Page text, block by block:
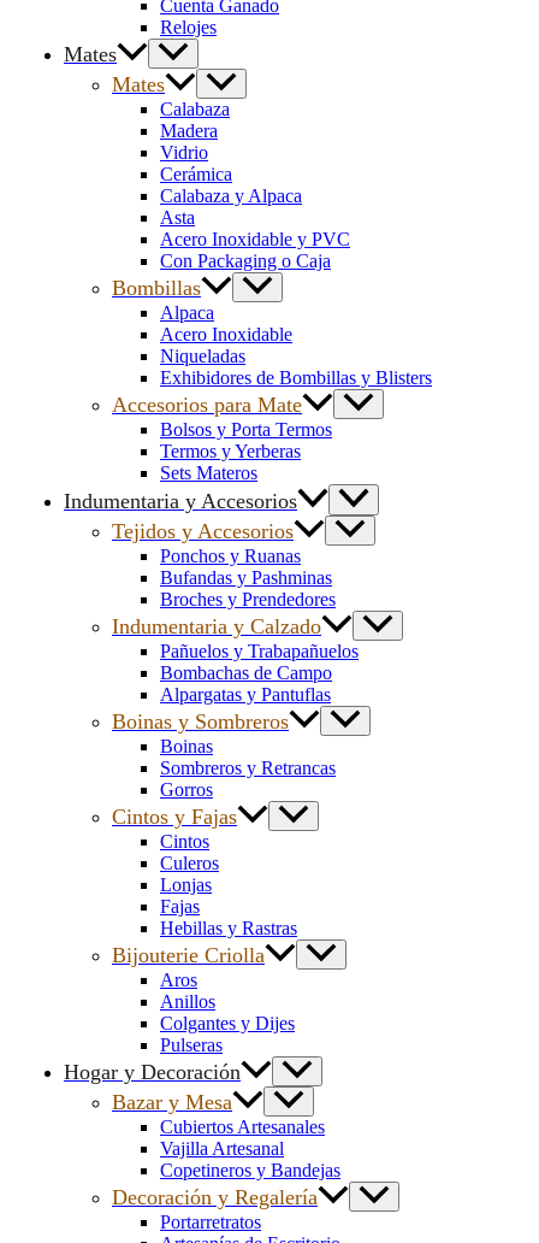
Cuenta Ganado
Relojes
Mates
Mates
Calabaza
Madera
Vidrio
Cerámica
Calabaza y Alpaca
Asta
Acero Inoxidable y PVC
Con Packaging o Caja
Bombillas
Alpaca
Acero Inoxidable
Niqueladas
Exhibidores de Bombillas y Blisters
Accesorios para Mate
Bolsos y Porta Termos
Termos y Yerberas
Sets Materos
Indumentaria y Accesorios
Tejidos y Accesorios
Ponchos y Ruanas
Bufandas y Pashminas
Broches y Prendedores
Indumentaria y Calzado
Pañuelos y Trabapañuelos
Bombachas de Campo
Alpargatas y Pantuflas
Boinas y Sombreros
Boinas
Sombreros y Retrancas
Gorros
Cintos y Fajas
Cintos
Culeros
Lonjas
Fajas
Hebillas y Rastras
Bijouterie Criolla
Aros
Anillos
Colgantes y Dijes
Pulseras
Hogar y Decoración
Bazar y Mesa
Cubiertos Artesanales
Vajilla Artesanal
Copetineros y Bandejas
Decoración y Regalería
Portarretratos